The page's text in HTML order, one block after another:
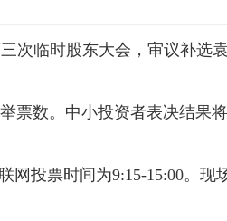
次临时股东大会，审议补选袁
票数。中小投资者表决结果将
网投票时间为9:15-15:00。现